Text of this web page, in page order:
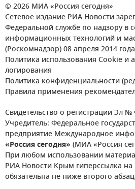
© 2026 МИА «Россия сегодня»
Сетевое издание РИА Новости
Федеральной службе по надзору в
информационных технологий и
(Роскомнадзор) 08 апреля 2014
Политика использования Cookie и
логирования
Политика конфиденциальности
Правила применения
Свидетельство о регистрации Эл №
Учредитель: Федеральное
предприятие Международное
«Россия сегодня» (МИА «Россия
При любом использовании
РИА Новости Крым гиперссылка
обязательна не ниже второго